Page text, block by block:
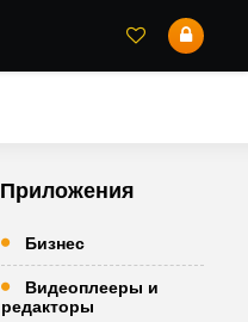
Приложения
Бизнес
Видеоплееры и
редакторы